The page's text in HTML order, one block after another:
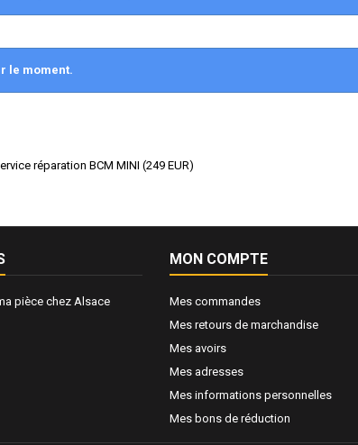
le moment.
réparation BCM MINI (249 EUR)
pièce chez Alsace
MON COMPTE
Mes commandes
Mes retours de marchandise
Mes avoirs
Mes adresses
Mes informations personnelles
Mes bons de réduction